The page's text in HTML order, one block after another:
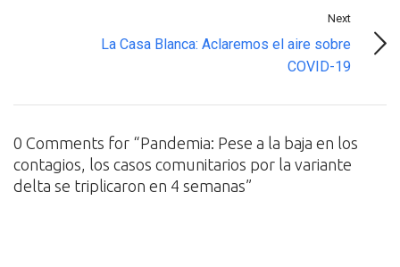
Next
La Casa Blanca: Aclaremos el aire sobre
COVID-19
0 Comments for “Pandemia: Pese a la baja en los
contagios, los casos comunitarios por la variante
delta se triplicaron en 4 semanas”